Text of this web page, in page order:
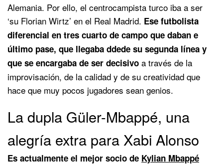
Alemania. Por ello, el centrocampista turco iba a ser
‘su Florian Wirtz’ en el Real Madrid. Ese futbolista
diferencial en tres cuarto de campo que daban e
último pase, que llegaba ddede su segunda línea y
que se encargaba de ser decisivo a través de la
improvisación, de la calidad y de su creatividad que
hace que muy pocos jugadores sean genios.
La dupla Güler-Mbappé, una
alegría extra para Xabi Alonso
Es actualmente el mejor socio de Kylian Mbappé